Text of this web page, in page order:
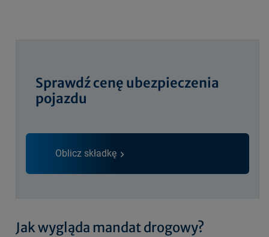
Sprawdź cenę ubezpieczenia
pojazdu
Oblicz składkę
Jak wygląda mandat drogowy?